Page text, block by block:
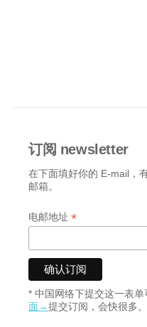
订阅 newsletter
在下面填好你的 E-mail，
邮箱。
电邮地址 *
* 中国网络下提交这一表
面→提交订阅，会快很多。